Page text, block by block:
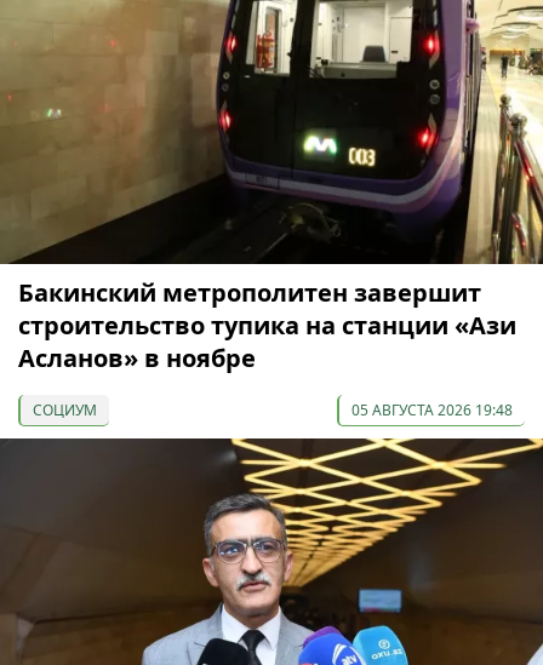
Бакинский метрополитен завершит
строительство тупика на станции «Ази
Асланов» в ноябре
СОЦИУМ 05 АВГУСТА 2026 19:48